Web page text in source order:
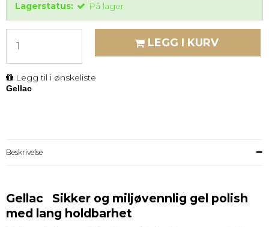
Lagerstatus: På lager
LEGG I KURV
Legg til i ønskeliste
Gellac
Beskrivelse
Gellac Sikker og miljøvennlig gel polish
med lang holdbarhet